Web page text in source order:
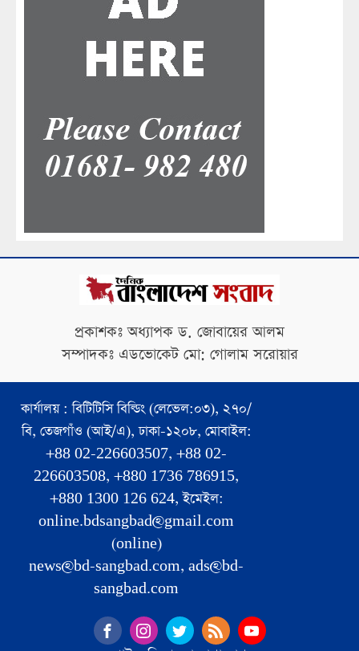
প্রকাশকঃ অধ্যাপক ড. জোবায়ের আলম
সম্পাদকঃ এডভোকেট মো: গোলাম সরোয়ার
কার্যালয় : বিটিটিসি বিল্ডিং (লেভেল:০৩), ২৭০/
বি, তেজগাঁও (আই/এ), ঢাকা-১২০৮, মোবাইল:
+88 02-226603507, +88 02-
226603508, +880 1736 786915,
+880 1300 126 624, ইমেইল:
online.bdsangbad@gmail.com
(online)
news@bd-sangbad.com, ads@bd-
sangbad.com